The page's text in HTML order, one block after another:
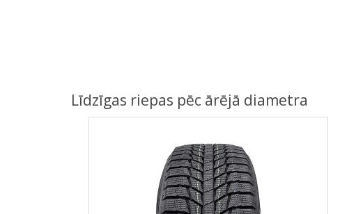
Līdzīgas riepas pēc ārējā diametra